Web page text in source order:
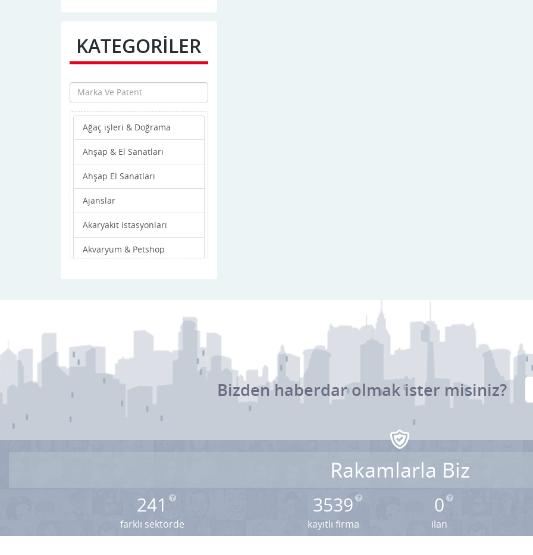
KATEGORİLER
Ağaç işleri & Doğrama
Ahşap & El Sanatları
Ahşap El Sanatları
Ajanslar
Akaryakıt istasyonları
Akvaryum & Petshop
Anaokulu & Kreş
Antika & Eski Eşya
Asansör Servis & Satış
Ayakkabı & Çanta & Deri
Bizden haberdar olmak ister misiniz?
Rakamlarla Biz
241
farklı sektörde
3539
kayıtlı firma
0
ilan